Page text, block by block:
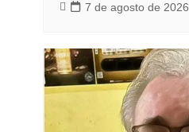
7 de agosto de 2026